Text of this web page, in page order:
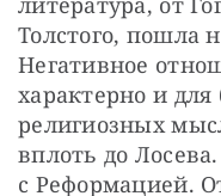
Толстого, пошла
Негативное
характерно и
религиозных
вплоть до
с Реформацией.